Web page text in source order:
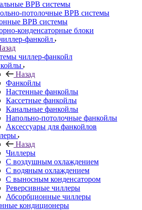
ВРВ системы
потолочные ВРВ системы
ВРВ системы
конденсаторные блоки
фанкойл
чиллер-фанкойл
Назад
Фанкойлы
Настенные фанкойлы
Кассетные фанкойлы
Канальные фанкойлы
Напольно-потолочные фанкойлы
Аксессуары для фанкойлов
Назад
Чиллеры
С воздушным охлаждением
С водяным охлаждением
С выносным конденсатором
Реверсивные чиллеры
Абсорбционные чиллеры
кондиционеры